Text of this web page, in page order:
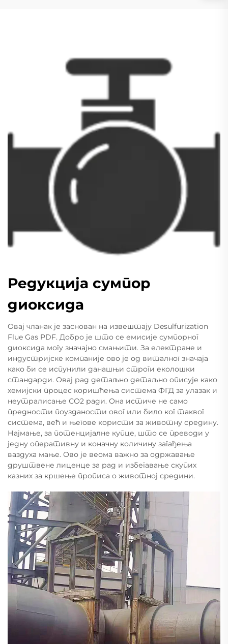
Редукција сумпор
диоксида
Овај чланак је заснован на извештају Desulfurization
Flue Gas PDF. Добро је што се емисије сумпорног
диоксида могу значајно смањити. За електране и
индустријске компаније ово је од виталног значаја
како би се испунили данашњи строги еколошки
стандарди. Овај рад детаљно детаљно описује како
хемијски процес коришћења система ФГД за улазак и
неутралисање СО2 ради. Она истиче не само
предности поузданости овог или било ког таквог
система, већ и његове користи за животну средину.
Најмање, за потенцијалне купце, што се преводи у
једну оперативну и коначну количину загађења
ваздуха мање. Ово је веома важно за одржавање
друштвене лиценце за рад и избегавање скупих
казних за кршење прописа о животној средини.